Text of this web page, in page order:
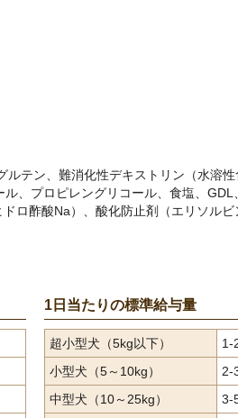
ルテン、難消化性デキストリン（水溶性
ル、プロピレングリコール、食塩、
ロ酢酸Na）、酸化防止剤（エリソル
1日当たりの標準給与量
超小型犬（5kg以下）
1-
小型犬（5～10kg）
2-
中型犬（10～25kg）
3-